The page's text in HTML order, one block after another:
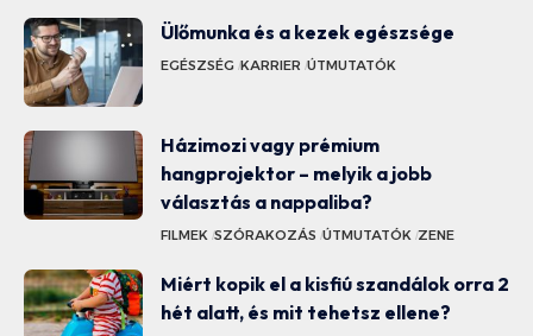
Ülőmunka és a kezek egészsége
EGÉSZSÉG KARRIER ÚTMUTATÓK
Házimozi vagy prémium
hangprojektor – melyik a jobb
választás a nappaliba?
FILMEK SZÓRAKOZÁS ÚTMUTATÓK ZENE
Miért kopik el a kisfiú szandálok orra 2
hét alatt, és mit tehetsz ellene?